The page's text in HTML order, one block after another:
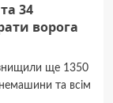
34
ворога
знищили ще 1350
та всім